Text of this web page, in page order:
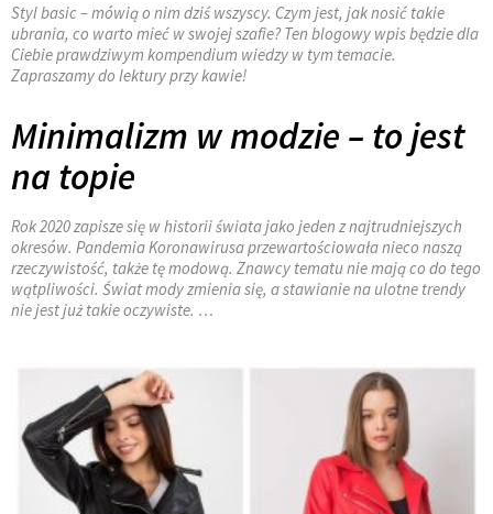
Styl basic – mówią o nim dziś wszyscy. Czym jest, jak nosić takie
ubrania, co warto mieć w swojej szafie? Ten blogowy wpis będzie dla
Ciebie prawdziwym kompendium wiedzy w tym temacie.
Zapraszamy do lektury przy kawie!
Minimalizm w modzie – to jest
na topie
Rok 2020 zapisze się w historii świata jako jeden z najtrudniejszych
okresów. Pandemia Koronawirusa przewartościowała nieco naszą
rzeczywistość, także tę modową. Znawcy tematu nie mają co do tego
wątpliwości. Świat mody zmienia się, a stawianie na ulotne trendy
nie jest już takie oczywiste. …